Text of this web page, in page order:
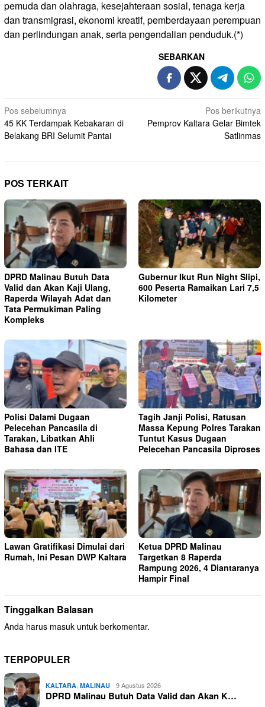
pemuda dan olahraga, kesejahteraan sosial, tenaga kerja
dan transmigrasi, ekonomi kreatif, pemberdayaan perempuan
dan perlindungan anak, serta pengendalian penduduk.(*)
SEBARKAN
Navigasi
pos
Pos sebelumnya
45 KK Terdampak Kebakaran di
Belakang BRI Selumit Pantai
Pos berikutnya
Pemprov Kaltara Gelar Bimtek
Satlinmas
POS TERKAIT
DPRD Malinau Butuh Data
Valid dan Akan Kaji Ulang,
Raperda Wilayah Adat dan
Tata Permukiman Paling
Kompleks
Gubernur Ikut Run Night Slipi,
600 Peserta Ramaikan Lari 7,5
Kilometer
Polisi Dalami Dugaan
Pelecehan Pancasila di
Tarakan, Libatkan Ahli
Bahasa dan ITE
Tagih Janji Polisi, Ratusan
Massa Kepung Polres Tarakan
Tuntut Kasus Dugaan
Pelecehan Pancasila Diproses
Lawan Gratifikasi Dimulai dari
Rumah, Ini Pesan DWP Kaltara
Ketua DPRD Malinau
Targetkan 8 Raperda
Rampung 2026, 4 Diantaranya
Hampir Final
Tinggalkan Balasan
Anda harus masuk untuk berkomentar.
TERPOPULER
KALTARA MALINAU 9 Agustus 2026
DPRD Malinau Butuh Data Valid dan Akan K…